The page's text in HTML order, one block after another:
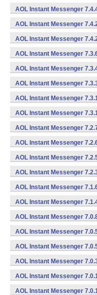
AOL Instant Messenger
AOL Instant Messenger
AOL Instant Messenger
AOL Instant Messenger
AOL Instant Messenger
AOL Instant Messenger
AOL Instant Messenger
AOL Instant Messenger
AOL Instant Messenger
AOL Instant Messenger
AOL Instant Messenger
AOL Instant Messenger
AOL Instant Messenger
AOL Instant Messenger
AOL Instant Messenger
AOL Instant Messenger
AOL Instant Messenger
AOL Instant Messenger
AOL Instant Messenger
AOL Instant Messenger